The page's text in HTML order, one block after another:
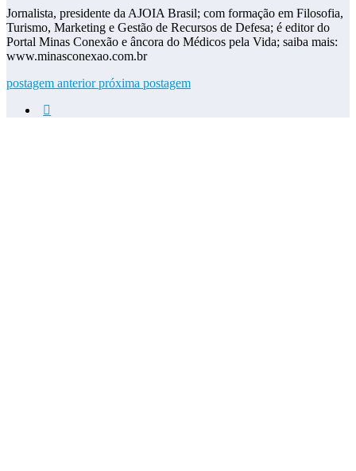
Jornalista, presidente da AJOIA Brasil; com formação em Filosofia,
Turismo, Marketing e Gestão de Recursos de Defesa; é editor do
Portal Minas Conexão e âncora do Médicos pela Vida; saiba mais:
www.minasconexao.com.br
postagem anteriorpróxima postagem